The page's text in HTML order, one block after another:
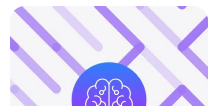
TOUS LES
ARTICLES